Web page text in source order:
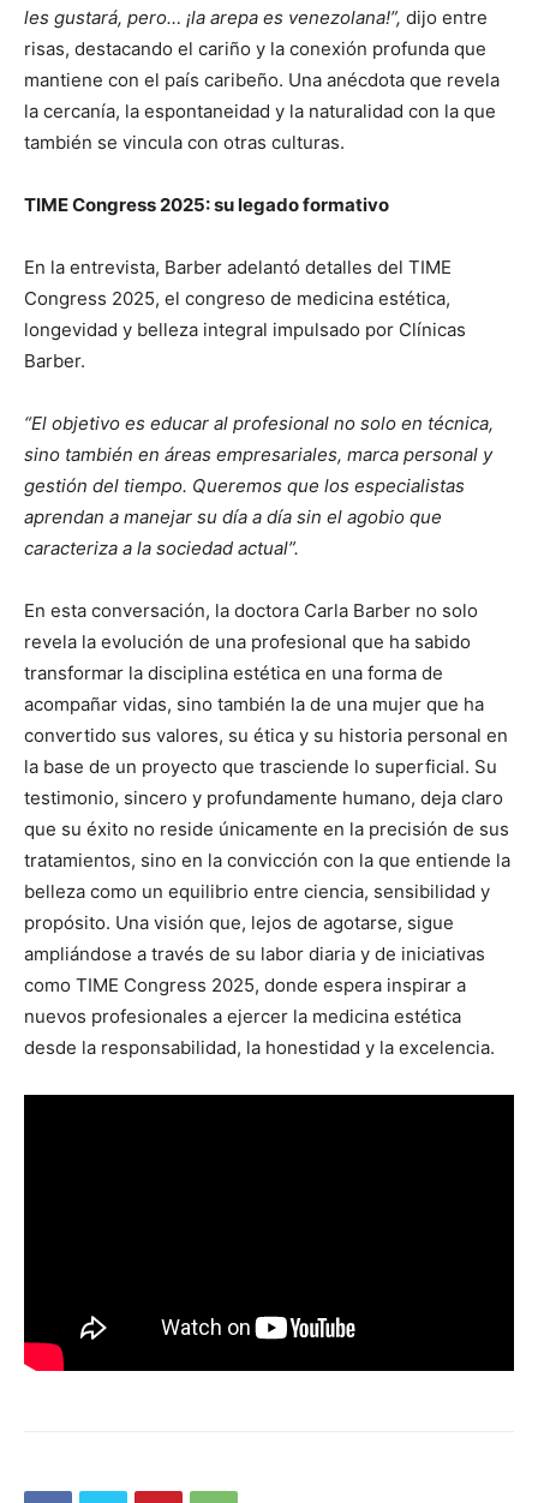
les gustará, pero… ¡la arepa es venezolana!”, dijo entre
risas, destacando el cariño y la conexión profunda que
mantiene con el país caribeño. Una anécdota que revela
la cercanía, la espontaneidad y la naturalidad con la que
también se vincula con otras culturas.
TIME Congress 2025: su legado formativo
En la entrevista, Barber adelantó detalles del TIME
Congress 2025, el congreso de medicina estética,
longevidad y belleza integral impulsado por Clínicas
Barber.
“El objetivo es educar al profesional no solo en técnica,
sino también en áreas empresariales, marca personal y
gestión del tiempo. Queremos que los especialistas
aprendan a manejar su día a día sin el agobio que
caracteriza a la sociedad actual”.
En esta conversación, la doctora Carla Barber no solo
revela la evolución de una profesional que ha sabido
transformar la disciplina estética en una forma de
acompañar vidas, sino también la de una mujer que ha
convertido sus valores, su ética y su historia personal en
la base de un proyecto que trasciende lo superficial. Su
testimonio, sincero y profundamente humano, deja claro
que su éxito no reside únicamente en la precisión de sus
tratamientos, sino en la convicción con la que entiende la
belleza como un equilibrio entre ciencia, sensibilidad y
propósito. Una visión que, lejos de agotarse, sigue
ampliándose a través de su labor diaria y de iniciativas
como TIME Congress 2025, donde espera inspirar a
nuevos profesionales a ejercer la medicina estética
desde la responsabilidad, la honestidad y la excelencia.